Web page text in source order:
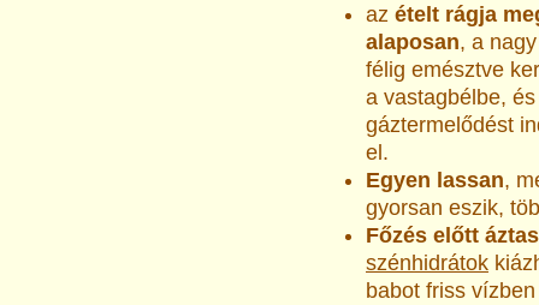
az ételt rágja
alaposan, a
félig emésztve
a vastagbélbe, és
gáztermelődést
el.
Egyen lassan,
gyorsan eszik,
Főzés előtt
szénhidrátok
babot friss